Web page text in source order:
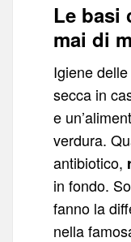
Le basi
mai di
Igiene
secca in
e
verdura.
antibiotico,
in fondo.
fanno la
nella